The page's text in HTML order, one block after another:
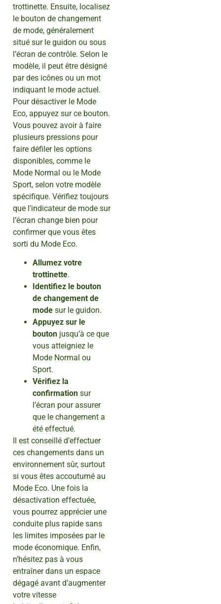
trottinette. Ensuite, localisez
le bouton de changement
de mode, généralement
situé sur le guidon ou sous
l’écran de contrôle. Selon le
modèle, il peut être désigné
par des icônes ou un mot
indiquant le mode actuel.
Pour désactiver le Mode
Eco, appuyez sur ce bouton.
Vous pouvez avoir à faire
plusieurs pressions pour
faire défiler les options
disponibles, comme le
Mode Normal ou le Mode
Sport, selon votre modèle
spécifique. Vérifiez toujours
que l’indicateur de mode sur
l’écran change bien pour
confirmer que vous êtes
sorti du Mode Eco.
Allumez votre
trottinette.
Identifiez le bouton
de changement de
mode sur le guidon.
Appuyez sur le
bouton jusqu’à ce que
vous atteigniez le
Mode Normal ou
Sport.
Vérifiez la
confirmation sur
l’écran pour assurer
que le changement a
été effectué.
Il est conseillé d’effectuer
ces changements dans un
environnement sûr, surtout
si vous êtes accoutumé au
Mode Eco. Une fois la
désactivation effectuée,
vous pourrez apprécier une
conduite plus rapide sans
les limites imposées par le
mode économique. Enfin,
n’hésitez pas à vous
entraîner dans un espace
dégagé avant d’augmenter
votre vitesse